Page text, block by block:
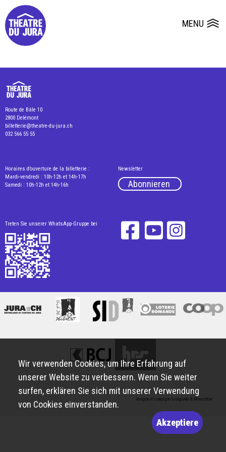
MENU
Presse Dépôts de dossiers
Route de Bâle 10
2800 Delémont
billetterie@theatre-du-jura.ch
032 566 55 55
Horaires d’ouverture de la billetterie :
Mardi-vendredi : 10h-12h et 14h-17h
Samedi : 10h-12h et 14h-16h
Newsletter
Abonnieren
Treten Sie unserer WhatsApp-Gruppe bei
Imaginé et conçu par Giorgianni & Moeschler
Wir verwenden Cookies, um Ihre Erfahrung auf
unserer Website zu verbessern. Wenn Sie weiter
surfen, erklären Sie sich mit unserer Verwendung
von Cookies einverstanden.
Akzeptiere